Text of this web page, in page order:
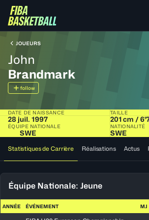
JOUEURS
John
Brandmark
follow
DATE DE NAISSANCE
28 juil. 1997
TAILLE
201 cm /
ÉQUIPE NATIONALE
SWE
NATIONALITÉ
SWE
Statistiques de Carrière Réalisations Actus
Équipe Nationale: Jeune
ANNÉE ÉVÉNEMENT MJ